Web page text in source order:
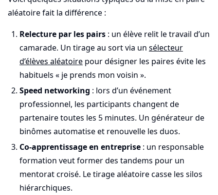
aléatoire fait la différence :
Relecture par les pairs : un élève relit le travail d’un
camarade. Un tirage au sort via un sélecteur
d’élèves aléatoire pour désigner les paires évite les
habituels « je prends mon voisin ».
Speed networking : lors d’un événement
professionnel, les participants changent de
partenaire toutes les 5 minutes. Un générateur de
binômes automatise et renouvelle les duos.
Co-apprentissage en entreprise : un responsable
formation veut former des tandems pour un
mentorat croisé. Le tirage aléatoire casse les silos
hiérarchiques.